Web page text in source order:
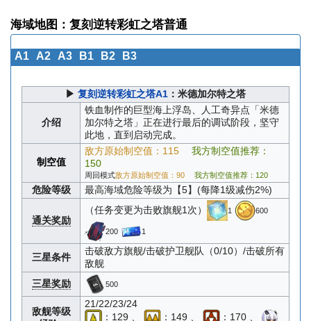
海域地图：复刻逆转彩虹之塔普通
A1 A2 A3 B1 B2 B3
▶ 复刻逆转彩虹之塔A1 ：米德加尔特之塔
介绍
铁血制作的巨型海上浮岛、人工奇异点「米德
加尔特之塔」正在进行最后的调试阶段，坚守
此地，直到启动完成。
制空值
敌方原始制空值：115
我方制空值推荐：
150
周回模式敌方原始制空值：90 我方制空值推荐：120
危险等级 最高海域危险等级为【5】(每降1级减伤2%)
通关奖励
（任务变更为击败旗舰1次） 1 600
200 1
三星条件
击破敌方旗舰/击破护卫舰队（0/10）/击破所有
敌舰
三星奖励
500
敌舰等级
21/22/23/24
：129 、
：149 、
：170 、